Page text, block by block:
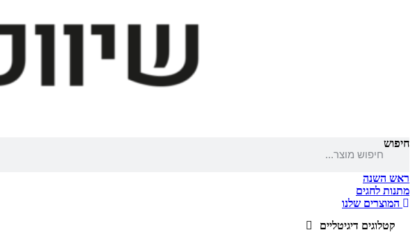
חיפוש
ראש השנה
מתנות לחגים
המוצרים שלנו
קטלוגים דיגיטליים